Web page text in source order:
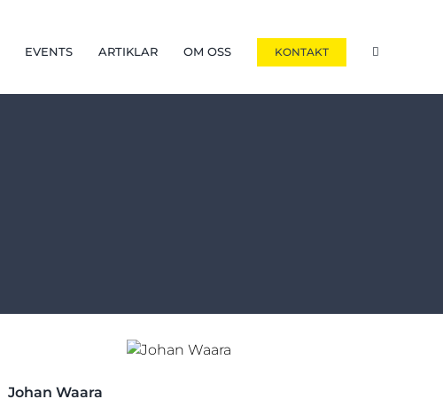
EVENTS ARTIKLAR OM OSS KONTAKT
Johan Waara